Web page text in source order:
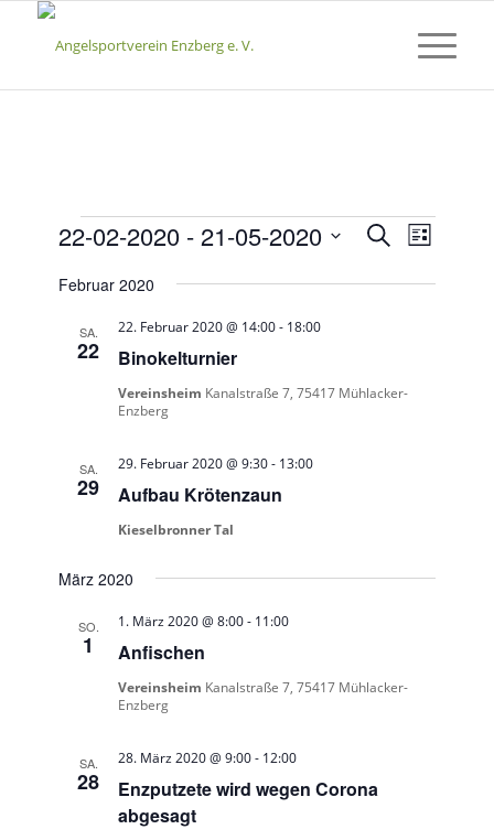
Veranstaltungen SucheListe
22-02-2020 - 21-05-2020
wählen.
Februar 2020
SA.
22 Binokelturnier
22. Februar 2020 @ 14:00- 18:00
Vereinsheim Kanalstraße 7, 75417 Mühlacker-
Enzberg
SA.
29 Aufbau Krötenzaun
29. Februar 2020 @ 9:30- 13:00
Kieselbronner Tal
März 2020
SO.
1 Anfischen
1. März 2020 @ 8:00- 11:00
Vereinsheim Kanalstraße 7, 75417 Mühlacker-
Enzberg
SA.
28
Enzputzete wird wegen Corona
abgesagt
28. März 2020 @ 9:00- 12:00